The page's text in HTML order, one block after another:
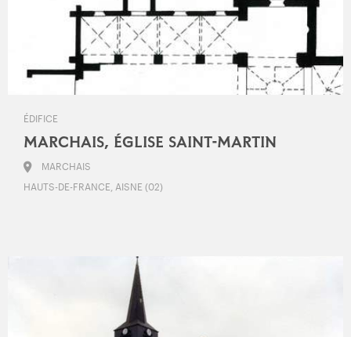
ÉDIFICE
MARCHAIS, ÉGLISE SAINT-MARTIN
MARCHAIS
HAUTS-DE-FRANCE, AISNE (02)